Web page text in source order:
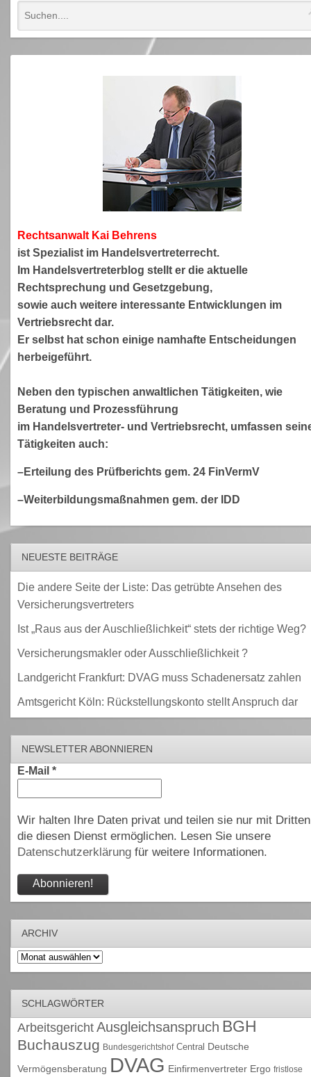
Rechtsanwalt Kai Behrens
ist Spezialist im Handelsvertreterrecht.
Im Handelsvertreterblog stellt er die aktuelle
Rechtsprechung und Gesetzgebung,
sowie auch weitere interessante Entwicklungen im
Vertriebsrecht dar.
Er selbst hat schon einige namhafte Entscheidungen
herbeigeführt.
Neben den typischen anwaltlichen Tätigkeiten, wie
Beratung und Prozessführung
im Handelsvertreter- und Vertriebsrecht, umfassen
Tätigkeiten auch:
–Erteilung des Prüfberichts gem. 24 FinVermV
–Weiterbildungsmaßnahmen gem. der IDD
NEUESTE BEITRÄGE
Die andere Seite der Liste: Das getrübte Ansehen des
Versicherungsvertreters
Ist „Raus aus der Auschließlichkeit“ stets der richtige Weg?
Versicherungsmakler oder Ausschließlichkeit ?
Landgericht Frankfurt: DVAG muss Schadenersatz zahlen
Amtsgericht Köln: Rückstellungskonto stellt Anspruch dar
NEWSLETTER ABONNIEREN
E-Mail *
Wir halten Ihre Daten privat und teilen sie nur mit
die diesen Dienst ermöglichen. Lesen Sie unsere
Datenschutzerklärungfür weitere Informationen.
ARCHIV
Archiv
SCHLAGWÖRTER
Arbeitsgericht Ausgleichsanspruch BGH
Buchauszug Bundesgerichtshof Central Deutsche
Vermögensberatung DVAG Einfirmenvertreter Ergo fristlose